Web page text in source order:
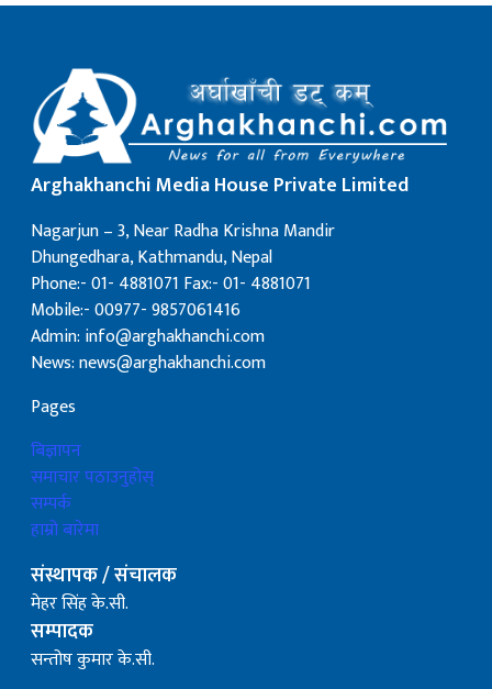
Arghakhanchi Media House Private Limited
Nagarjun – 3, Near Radha Krishna Mandir
Dhungedhara, Kathmandu, Nepal
Phone:- 01- 4881071 Fax:- 01- 4881071
Mobile:- 00977- 9857061416
Admin: info@arghakhanchi.com
News: news@arghakhanchi.com
Pages
बिज्ञापन
समाचार पठाउनुहोस्
सम्पर्क
हाम्रो बारेमा
संस्थापक / संचालक
मेहर सिंह के.सी.
सम्पादक
सन्तोष कुमार के.सी.